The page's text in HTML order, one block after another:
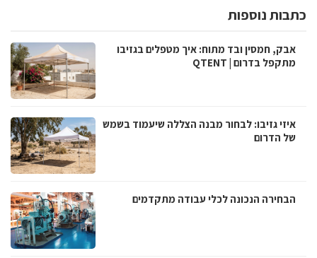
כתבות נוספות
אבק, חמסין ובד מתוח: איך מטפלים בגזיבו
מתקפל בדרום | QTENT
איזי גזיבו: לבחור מבנה הצללה שיעמוד בשמש
של הדרום
הבחירה הנכונה לכלי עבודה מתקדמים